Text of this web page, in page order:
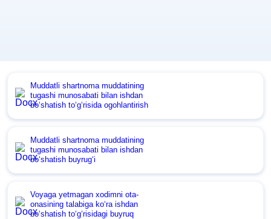
Muddatli shartnoma muddatining
tugashi munosabati bilan ishdan
boʻshatish toʻgʻrisida ogohlantirish
Muddatli shartnoma muddatining
tugashi munosabati bilan ishdan
boʻshatish buyrugʻi
Voyaga yetmagan хodimni ota-
onasining talabiga koʻra ishdan
boʻshatish toʻgʻrisidagi buyruq